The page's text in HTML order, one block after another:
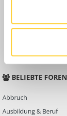
BELIEBTE FOREN
Abbruch
Ausbildung & Beruf